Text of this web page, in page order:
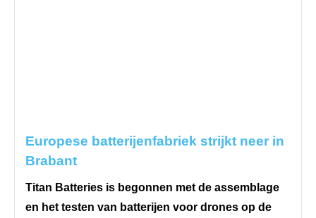
Europese batterijenfabriek strijkt neer in
Brabant
Titan Batteries is begonnen met de assemblage
en het testen van batterijen voor drones op de